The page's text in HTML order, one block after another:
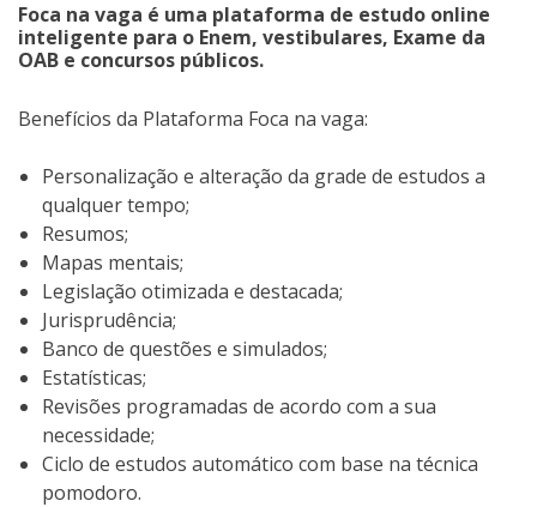
Foca na vaga é uma plataforma de estudo online
inteligente para o Enem, vestibulares, Exame da
OAB e concursos públicos.
Benefícios da Plataforma Foca na vaga:
Personalização e alteração da grade de estudos a
qualquer tempo;
Resumos;
Mapas mentais;
Legislação otimizada e destacada;
Jurisprudência;
Banco de questões e simulados;
Estatísticas;
Revisões programadas de acordo com a sua
necessidade;
Ciclo de estudos automático com base na técnica
pomodoro.